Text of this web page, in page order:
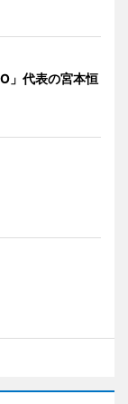
」代表の宮本恒